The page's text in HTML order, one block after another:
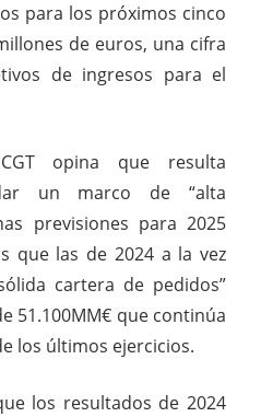
para los próximos cinco
de euros, una cifra
de ingresos para el
opina que resulta
un marco de “alta
previsiones para 2025
que las de 2024 a la vez
cartera de pedidos”
51.100MM€ que continúa
los últimos ejercicios.
los resultados de 2024